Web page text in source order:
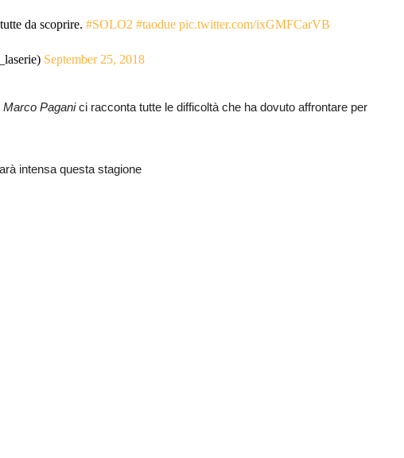
da scoprire. #SOLO2 #taodue pic.twitter.com/ixGMFCarVB
September 25, 2018
Marco Paganici racconta tutte le difficoltà che ha dovuto affrontare per
intensa questa stagione